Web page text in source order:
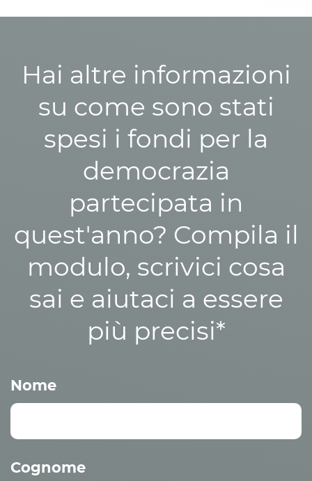
Hai altre informazioni
su come sono stati
spesi i fondi per la
democrazia
partecipata in
quest'anno? Compila il
modulo, scrivici cosa
sai e aiutaci a essere
più precisi*
Nome
Cognome